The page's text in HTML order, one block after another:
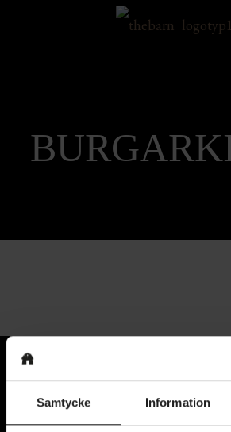
Samtycke Information